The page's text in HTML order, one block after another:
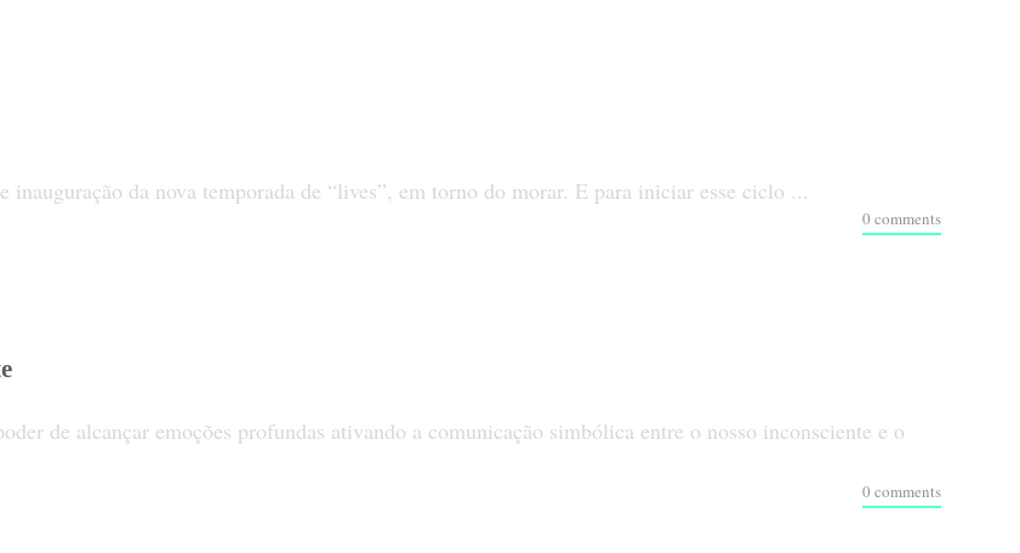
inauguração da nova temporada de “lives”, em torno do morar. E para iniciar esse ciclo ...
0 comments
de alcançar emoções profundas ativando a comunicação simbólica entre o nosso inconsciente e o
0 comments